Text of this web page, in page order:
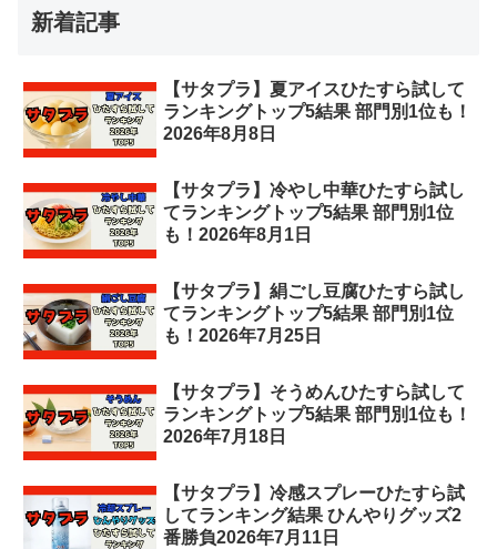
新着記事
【サタプラ】夏アイスひたすら試して
ランキングトップ5結果 部門別1位も！
2026年8月8日
【サタプラ】冷やし中華ひたすら試し
てランキングトップ5結果 部門別1位
も！2026年8月1日
【サタプラ】絹ごし豆腐ひたすら試し
てランキングトップ5結果 部門別1位
も！2026年7月25日
【サタプラ】そうめんひたすら試して
ランキングトップ5結果 部門別1位も！
2026年7月18日
【サタプラ】冷感スプレーひたすら試
してランキング結果 ひんやりグッズ2
番勝負2026年7月11日